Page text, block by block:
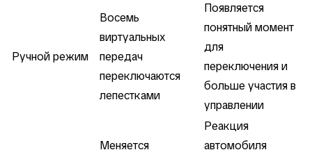
Ручной режим
Восемь
виртуальных
передач
переключаются
лепестками
Появляется
понятный момент
для
переключения и
больше участия в
управлении
Меняется
Реакция
автомобиля